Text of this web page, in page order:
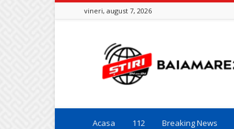
vineri, august 7, 2026
Baia
Mare
24
Acasa 112 Breaking News